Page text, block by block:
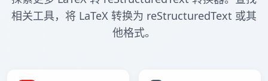
相关工具，将 LaTeX 转换为 reStructuredText 或其
他格式。